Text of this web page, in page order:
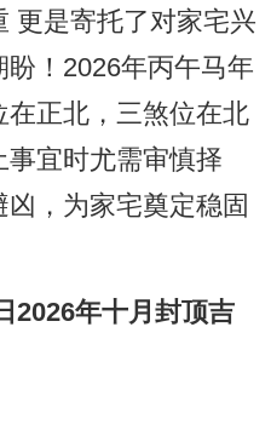
更是寄托了对家宅兴
！2026年丙午马年
正北，三煞位在北
宜时尤需审慎择
，为家宅奠定稳固
2026年十月封顶吉